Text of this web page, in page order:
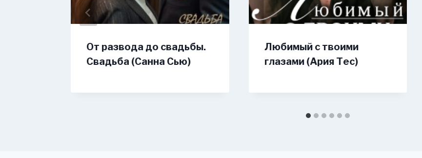
От развода до свадьбы.
Свадьба (Санна Сью)
Любимый с твоими
глазами (Ария Тес)